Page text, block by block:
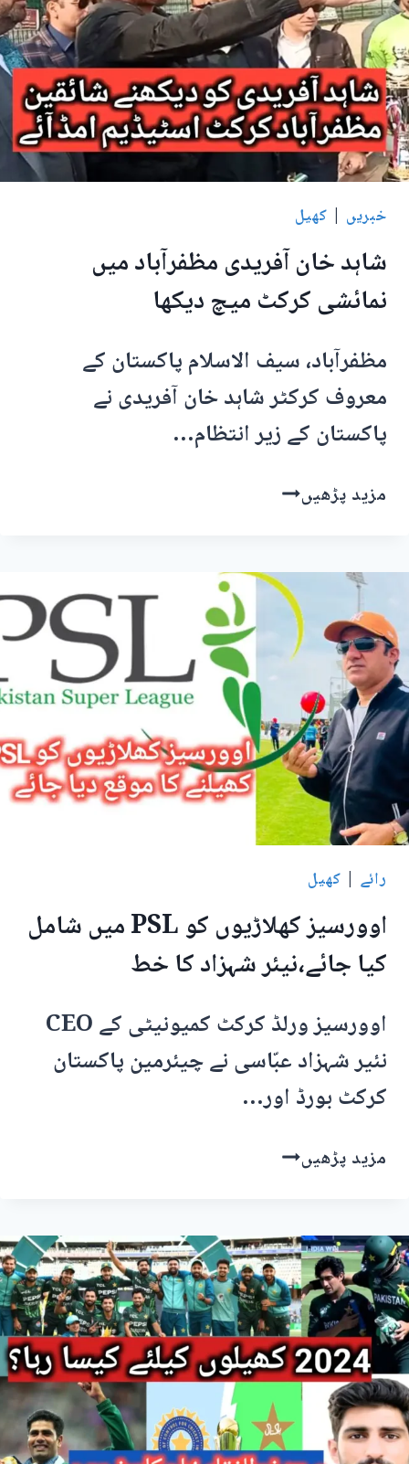
پلیئر
آئے
شاہد
آفریدی
خبریں | کھیل
شاہد خان آفریدی مظفرآباد میں
نمائشی کرکٹ میچ دیکھا
مظفرآباد، سیف الاسلام پاکستان کے
معروف کرکٹر شاہد خان آفریدی نے
پاکستان کے زیر انتظام…
مزید پڑھیںشاہد
مظفرآباد
میں
نمائشی
کرکٹ
میچ
دیکھا
رائے | کھیل
اوورسیز کھلاڑیوں کو PSL میں شامل
کیا جائے،نیئر شہزاد کا خط
اوورسیز ورلڈ کرکٹ کمیونیٹی کے CEO
نئیر شہزاد عبّاسی نے چیئرمین پاکستان
کرکٹ بورڈ اور…
مزید پڑھیںاوورسیز
PSL
میں
شامل
کیا
جائے،نیئر
شہزاد
کا
خط